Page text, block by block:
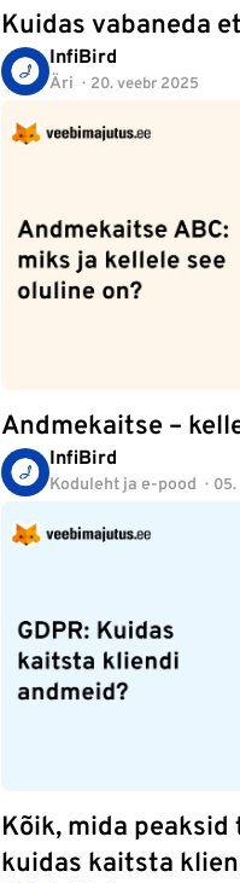
Kuidas vabaneda
InfiBird
Äri 20. veebr 2025
Andmekaitse –
InfiBird
Koduleht ja e-pood
Kõik, mida peaksid
kuidas kaitsta